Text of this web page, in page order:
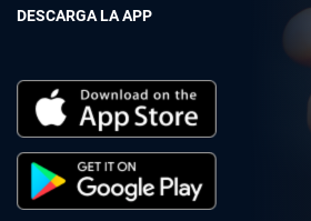
DESCARGA LA APP